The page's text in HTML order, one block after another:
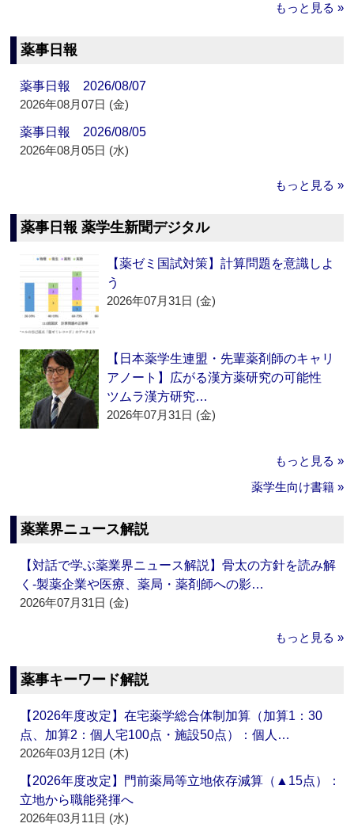
もっと見る »
薬事日報
薬事日報 2026/08/07
2026年08月07日 (金)
薬事日報 2026/08/05
2026年08月05日 (水)
もっと見る »
薬事日報 薬学生新聞デジタル
【薬ゼミ国試対策】計算問題を意識しよ
う
2026年07月31日 (金)
【日本薬学生連盟・先輩薬剤師のキャリ
アノート】広がる漢方薬研究の可能性
ツムラ漢方研究…
2026年07月31日 (金)
もっと見る »
薬学生向け書籍 »
薬業界ニュース解説
【対話で学ぶ薬業界ニュース解説】骨太の方針を読み解
く‐製薬企業や医療、薬局・薬剤師への影…
2026年07月31日 (金)
もっと見る »
薬事キーワード解説
【2026年度改定】在宅薬学総合体制加算（加算1：30
点、加算2：個人宅100点・施設50点）：個人…
2026年03月12日 (木)
【2026年度改定】門前薬局等立地依存減算（▲15点）：
立地から職能発揮へ
2026年03月11日 (水)